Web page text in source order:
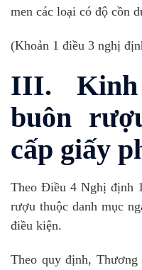
men các loại có độ cồn
(Khoản 1 điều 3 nghị
III. Kinh
buôn
cấp giấy
Theo Điều 4 Nghị định
rượu thuộc danh mục
điều kiện.
Theo quy định,